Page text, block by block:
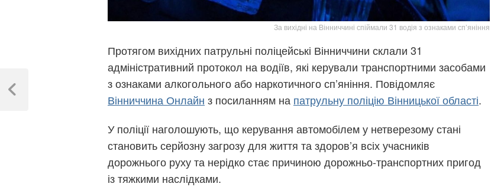
За вихідні на Вінниччині спіймали 31 водія з ознаками сп’яніння
Протягом вихідних патрульні поліцейські Вінниччини склали 31
адміністративний протокол на водіїв, які керували транспортними засобами
з ознаками алкогольного або наркотичного сп’яніння. Повідомляє
Вінниччина Онлайн з посиланням на патрульну поліцію Вінницької області.
У поліції наголошують, що керування автомобілем у нетверезому стані
становить серйозну загрозу для життя та здоров’я всіх учасників
дорожнього руху та нерідко стає причиною дорожньо-транспортних пригод
із тяжкими наслідками.
записів
Previous